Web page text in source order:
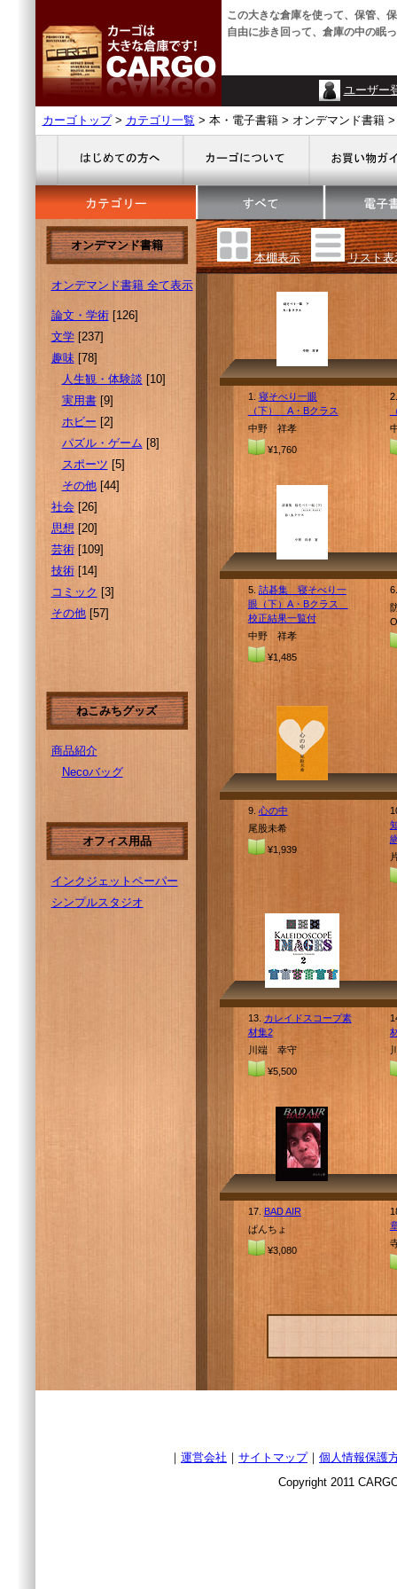
この大きな倉庫を使って、保管、
自由に歩き回って、倉庫の中の眠
ユーザー
カーゴトップ> カテゴリ一覧 > 本・電子書籍 > オンデマンド書籍
オンデマンド書籍
オンデマンド書籍 全て表示
論文・学術[126]
文学[237]
趣味[78]
人生観・体験談 [10]
実用書[9]
ホビー [2]
パズル・ゲーム [8]
スポーツ [5]
その他[44]
社会[26]
思想 [20]
芸術[109]
技術[14]
コミック [3]
その他[57]
ねこみちグッズ
商品紹介
Necoバッグ
オフィス用品
インクジェットペーパー
シンプルスタジオ
本棚表示 リスト表
1. 寝そべり一眼
（下） A・Bクラス
中野 祥孝
¥1,760
5. 詰碁集 寝そべり一
眼（下）A・Bクラス
校正結果一覧付
中野 祥孝
¥1,485
9. 心の中
尾股未希
¥1,939
13. カレイドスコープ素
材集2
川端 幸守
¥5,500
17. BAD AIR
ぱんちょ
¥3,080
｜ 運営会社 ｜ サイトマップ｜ 個人情報保護
Copyright 2011